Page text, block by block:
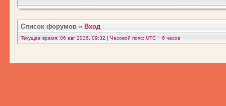
Список форумов » Вход
Текущее время: 06 авг 2026, 09:32 | Часовой пояс: UTC − 6 часов